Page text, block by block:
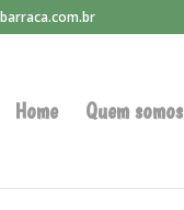
Home Quem somos